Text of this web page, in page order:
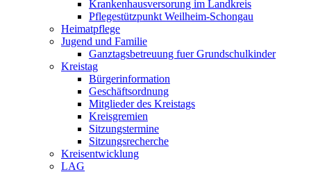
Krankenhausversorung im Landkreis
Pflegestützpunkt Weilheim-Schongau
Heimatpflege
Jugend und Familie
Ganztagsbetreuung fuer Grundschulkinder
Kreistag
Bürgerinformation
Geschäftsordnung
Mitglieder des Kreistags
Kreisgremien
Sitzungstermine
Sitzungsrecherche
Kreisentwicklung
LAG